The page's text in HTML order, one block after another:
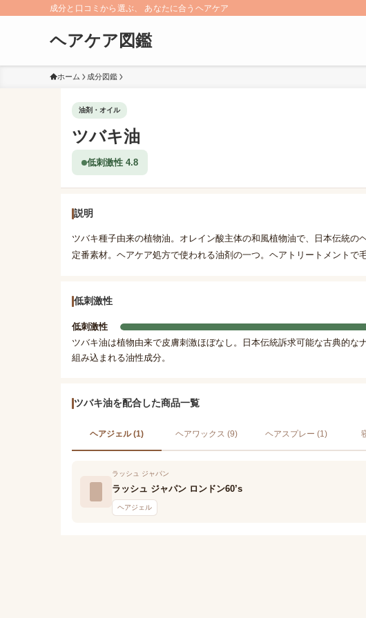
成分と口コミから選ぶ、 あなたに合うヘアケア
ヘアケア図鑑
ホーム 成分図鑑
油剤・オイル
ツバキ油
低刺激性 4.8
説明
ツバキ種子由来の植物油。オレイン酸主体の和風植物油で、日本伝統
定番素材。ヘアケア処方で使われる油剤の一つ。ヘアトリートメントで
低刺激性
低刺激性
ツバキ油は植物由来で皮膚刺激ほぼなし。日本伝統訴求可能な古典的
組み込まれる油性成分。
ツバキ油を配合した商品一覧
ヘアジェル (1) ヘアワックス (9) ヘアスプレー (1)
ラッシュ ジャパン
ラッシュ ジャパン ロンドン60’s
ヘアジェル